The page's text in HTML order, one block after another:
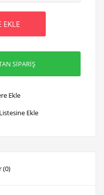
EKLE
SİPARİŞ
Ekle
Ekle
(0)